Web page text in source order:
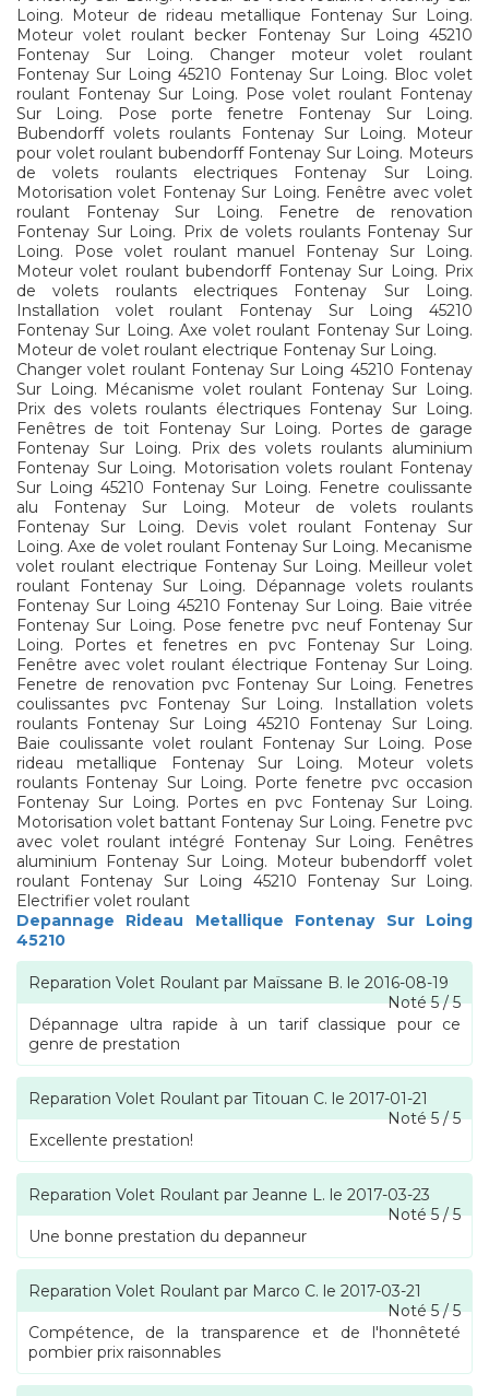
Loing. Moteur de rideau metallique Fontenay Sur Loing.
Moteur volet roulant becker Fontenay Sur Loing 45210
Fontenay Sur Loing. Changer moteur volet roulant
Fontenay Sur Loing 45210 Fontenay Sur Loing. Bloc volet
roulant Fontenay Sur Loing. Pose volet roulant Fontenay
Sur Loing. Pose porte fenetre Fontenay Sur Loing.
Bubendorff volets roulants Fontenay Sur Loing. Moteur
pour volet roulant bubendorff Fontenay Sur Loing. Moteurs
de volets roulants electriques Fontenay Sur Loing.
Motorisation volet Fontenay Sur Loing. Fenêtre avec volet
roulant Fontenay Sur Loing. Fenetre de renovation
Fontenay Sur Loing. Prix de volets roulants Fontenay Sur
Loing. Pose volet roulant manuel Fontenay Sur Loing.
Moteur volet roulant bubendorff Fontenay Sur Loing. Prix
de volets roulants electriques Fontenay Sur Loing.
Installation volet roulant Fontenay Sur Loing 45210
Fontenay Sur Loing. Axe volet roulant Fontenay Sur Loing.
Moteur de volet roulant electrique Fontenay Sur Loing.
Changer volet roulant Fontenay Sur Loing 45210 Fontenay
Sur Loing. Mécanisme volet roulant Fontenay Sur Loing.
Prix des volets roulants électriques Fontenay Sur Loing.
Fenêtres de toit Fontenay Sur Loing. Portes de garage
Fontenay Sur Loing. Prix des volets roulants aluminium
Fontenay Sur Loing. Motorisation volets roulant Fontenay
Sur Loing 45210 Fontenay Sur Loing. Fenetre coulissante
alu Fontenay Sur Loing. Moteur de volets roulants
Fontenay Sur Loing. Devis volet roulant Fontenay Sur
Loing. Axe de volet roulant Fontenay Sur Loing. Mecanisme
volet roulant electrique Fontenay Sur Loing. Meilleur volet
roulant Fontenay Sur Loing. Dépannage volets roulants
Fontenay Sur Loing 45210 Fontenay Sur Loing. Baie vitrée
Fontenay Sur Loing. Pose fenetre pvc neuf Fontenay Sur
Loing. Portes et fenetres en pvc Fontenay Sur Loing.
Fenêtre avec volet roulant électrique Fontenay Sur Loing.
Fenetre de renovation pvc Fontenay Sur Loing. Fenetres
coulissantes pvc Fontenay Sur Loing. Installation volets
roulants Fontenay Sur Loing 45210 Fontenay Sur Loing.
Baie coulissante volet roulant Fontenay Sur Loing. Pose
rideau metallique Fontenay Sur Loing. Moteur volets
roulants Fontenay Sur Loing. Porte fenetre pvc occasion
Fontenay Sur Loing. Portes en pvc Fontenay Sur Loing.
Motorisation volet battant Fontenay Sur Loing. Fenetre pvc
avec volet roulant intégré Fontenay Sur Loing. Fenêtres
aluminium Fontenay Sur Loing. Moteur bubendorff volet
roulant Fontenay Sur Loing 45210 Fontenay Sur Loing.
Electrifier volet roulant
Depannage Rideau Metallique Fontenay Sur Loing
45210
Reparation Volet Roulant par Maïssane B. le 2016-08-19
Noté5/5
Dépannage ultra rapide à un tarif classique pour ce
genre de prestation
Reparation Volet Roulant par Titouan C. le 2017-01-21
Noté5/5
Excellente prestation!
Reparation Volet Roulant par Jeanne L. le 2017-03-23
Noté5/5
Une bonne prestation du depanneur
Reparation Volet Roulant par Marco C. le 2017-03-21
Noté5/5
Compétence, de la transparence et de l'honnêteté
pombier prix raisonnables